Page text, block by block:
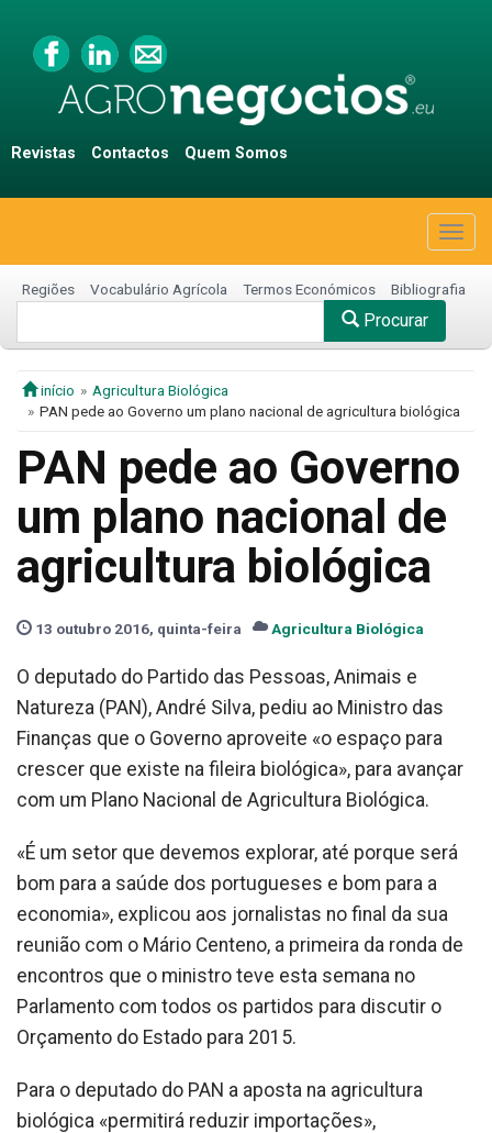
Revistas Contactos Quem Somos
Regiões Vocabulário Agrícola Termos Económicos Bibliografia
Procurar
início
Agricultura Biológica
PAN pede ao Governo um plano nacional de agricultura biológica
PAN pede ao Governo
um plano nacional de
agricultura biológica
13 outubro 2016, quinta-feira Agricultura Biológica
O deputado do Partido das Pessoas, Animais e
Natureza (PAN), André Silva, pediu ao Ministro das
Finanças que o Governo aproveite «o espaço para
crescer que existe na fileira biológica», para avançar
com um Plano Nacional de Agricultura Biológica.
«É um setor que devemos explorar, até porque será
bom para a saúde dos portugueses e bom para a
economia», explicou aos jornalistas no final da sua
reunião com o Mário Centeno, a primeira da ronda de
encontros que o ministro teve esta semana no
Parlamento com todos os partidos para discutir o
Orçamento do Estado para 2015.
Para o deputado do PAN a aposta na agricultura
biológica «permitirá reduzir importações»,